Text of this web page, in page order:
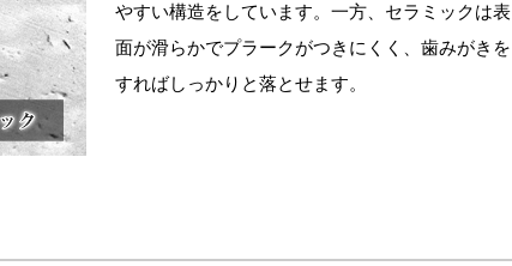
やすい構造をしています。一方、セラミックは表
面が滑らかでプラークがつきにくく、歯みがきを
すればしっかりと落とせます。